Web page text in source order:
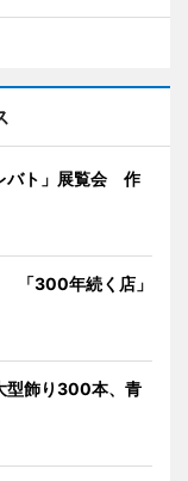
バト」展覧会 作
「300年続く店」
型飾り300本、青